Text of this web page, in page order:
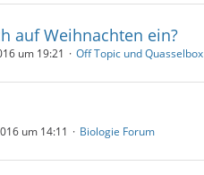
auf Weihnachten ein?
um 19:21 Off Topic und Quasselbox
um 14:11 Biologie Forum